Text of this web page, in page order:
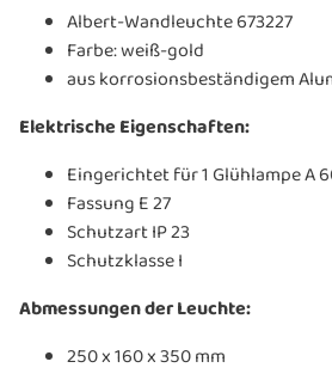
Albert-Wandleuchte 673227
Farbe: weiß-gold
aus korrosionsbeständigem
Elektrische Eigenschaften:
Eingerichtet für 1 Glühlampe A
Fassung E 27
Schutzart IP 23
Schutzklasse I
Abmessungen der Leuchte:
250 x 160 x 350 mm